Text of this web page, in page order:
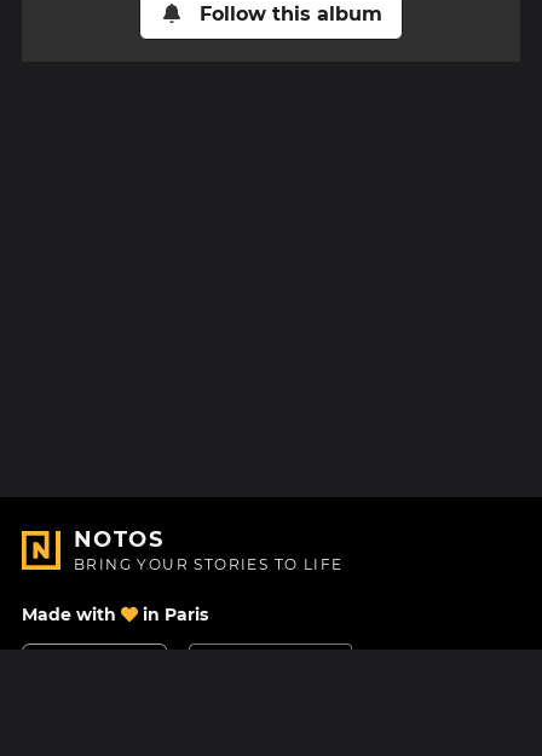
Follow this album
NOTOS
BRING YOUR STORIES TO LIFE
Made with in Paris